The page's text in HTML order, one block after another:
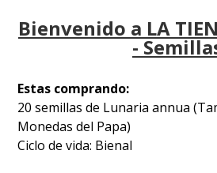
Bienvenido a LA
-
Estas comprando:
20 semillas de Lunaria annua
Monedas del Papa)
Ciclo de vida: Bienal